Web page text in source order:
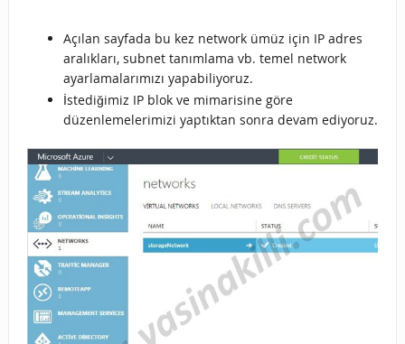
Açılan sayfada bu kez network ümüz için IP adres
aralıkları, subnet tanımlama vb. temel network
ayarlamalarımızı yapabiliyoruz.
İstediğimiz IP blok ve mimarisine göre
düzenlemelerimizi yaptıktan sonra devam ediyoruz.